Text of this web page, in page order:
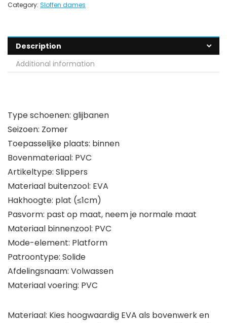
Category: Sloffen dames
Description
Additional information
Type schoenen: glijbanen
Seizoen: Zomer
Toepasselijke plaats: binnen
Bovenmateriaal: PVC
Artikeltype: Slippers
Materiaal buitenzool: EVA
Hakhoogte: plat (≤1cm)
Pasvorm: past op maat, neem je normale maat
Materiaal binnenzool: PVC
Mode-element: Platform
Patroontype: Solide
Afdelingsnaam: Volwassen
Materiaal voering: PVC
Materiaal: Kies hoogwaardig EVA als bovenwerk en